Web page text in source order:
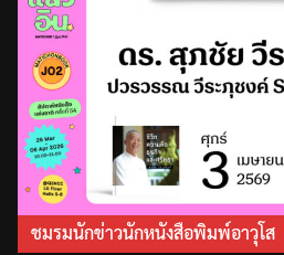
ชมรมนักข่าวนักหนังสือพิมพ์อาวุโส